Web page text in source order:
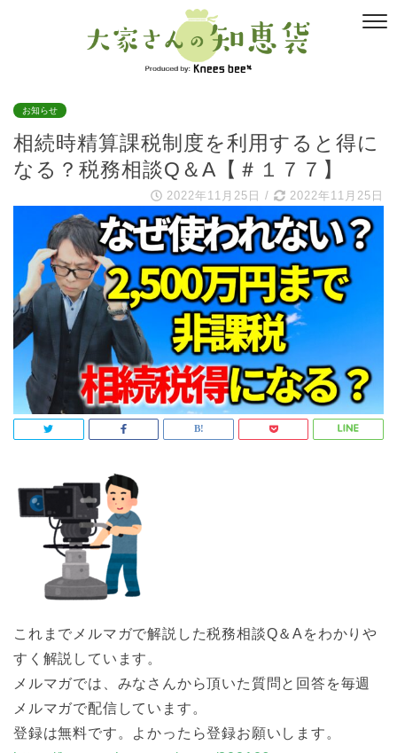
お知らせ
相続時精算課税制度を利用すると得に
なる？税務相談Q＆A【＃１７７】
2022年11月25日 / 2022年11月25日
これまでメルマガで解説した税務相談Q＆Aをわかりや
すく解説しています。
メルマガでは、みなさんから頂いた質問と回答を毎週
メルマガで配信しています。
登録は無料です。よかったら登録お願いします。